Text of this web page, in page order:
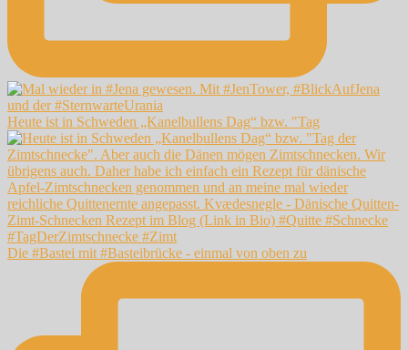
Heute ist in Schweden „Kanelbullens Dag“ bzw. "Tag
Die #Bastei mit #Basteibrücke - einmal von oben zu